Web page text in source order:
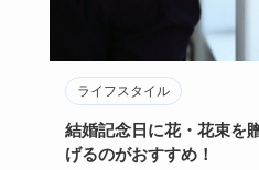
ライフスタイル
結婚記念日に花・花束を
げるのがおすすめ！